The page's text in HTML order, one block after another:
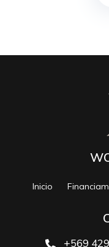
Inicio
+569